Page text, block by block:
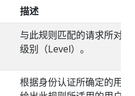
描述
与此规则匹配的请求所对
级别（Level）。
根据身份认证所确定的用